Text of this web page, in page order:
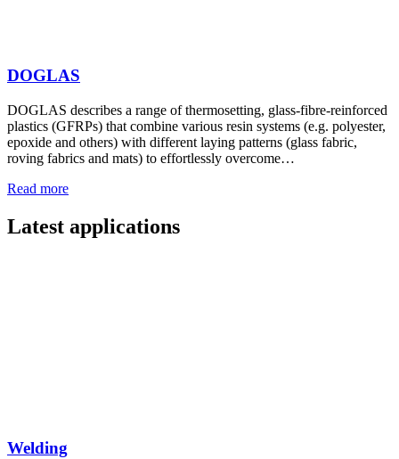
DOGLAS
DOGLAS describes a range of thermosetting, glass-fibre-reinforced
plastics (GFRPs) that combine various resin systems (e.g. polyester,
epoxide and others) with different laying patterns (glass fabric,
roving fabrics and mats) to effortlessly overcome…
Read more
Latest applications
Welding